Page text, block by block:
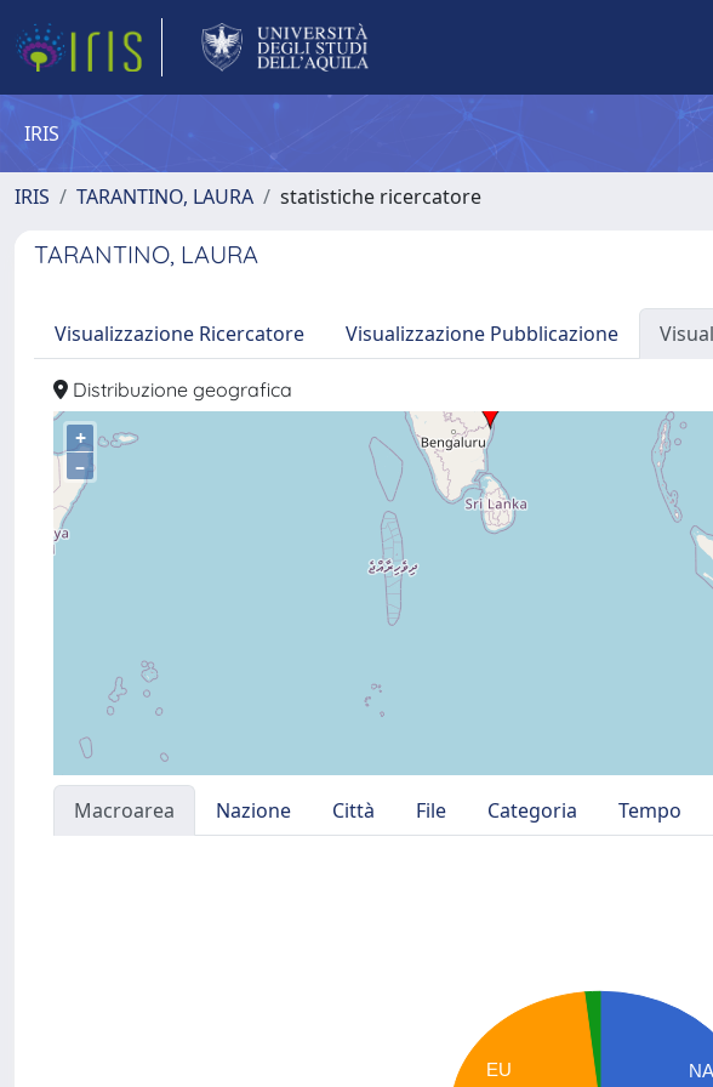
IRIS
IRIS TARANTINO, LAURA statistiche ricercatore
TARANTINO, LAURA
Visualizzazione Ricercatore Visualizzazione Pubblicazione
Distribuzione geografica
+
–
Macroarea Nazione Città File Categoria
Tempo
NA
EU